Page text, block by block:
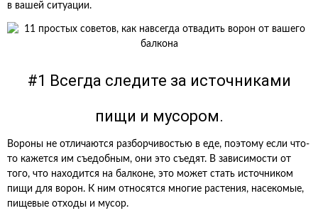
в вашей ситуации.
#1 Всегда следите за источниками
пищи и мусором.
Вороны не отличаются разборчивостью в еде, поэтому если что-
то кажется им съедобным, они это съедят. В зависимости от
того, что находится на балконе, это может стать источником
пищи для ворон. К ним относятся многие растения, насекомые,
пищевые отходы и мусор.